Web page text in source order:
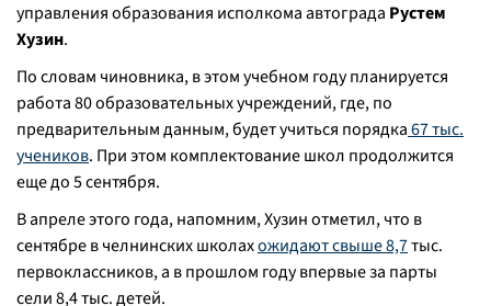
управления образования исполкома автограда Рустем
Хузин.
По словам чиновника, в этом учебном году планируется
работа 80 образовательных учреждений, где, по
предварительным данным, будет учиться порядка67 тыс.
учеников. При этом комплектование школ продолжится
еще до 5 сентября.
В апреле этого года, напомним, Хузин отметил, что в
сентябре в челнинских школахожидают свыше 8,7тыс.
первоклассников, а в прошлом году впервые за парты
сели 8,4 тыс. детей.